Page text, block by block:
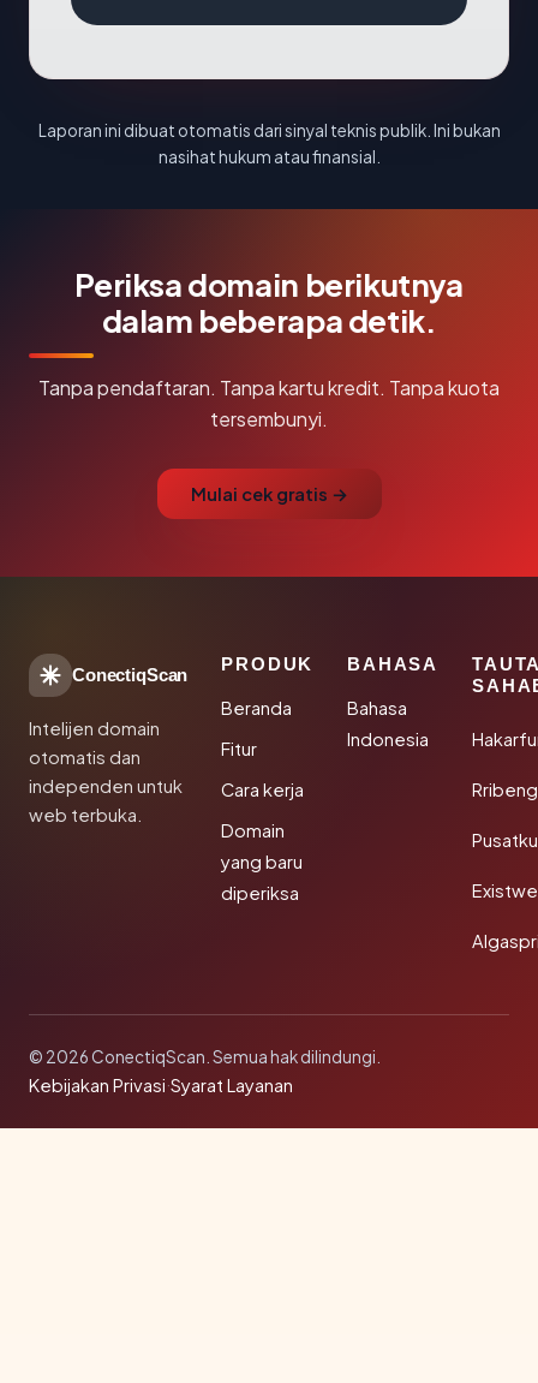
Laporan ini dibuat otomatis dari sinyal teknis publik. Ini bukan
nasihat hukum atau finansial.
Periksa domain berikutnya
dalam beberapa detik.
Tanpa pendaftaran. Tanpa kartu kredit. Tanpa kuota
tersembunyi.
Mulai cek gratis →
ConectiqScan
Intelijen domain
otomatis dan
independen untuk
web terbuka.
PRODUK
Beranda
Fitur
Cara kerja
Domain
yang baru
diperiksa
BAHASA
Bahasa
Indonesia
© 2026 ConectiqScan. Semua hak dilindungi.
Kebijakan Privasi·Syarat Layanan